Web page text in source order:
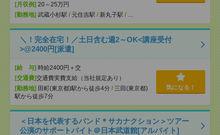
[月収例] 20～25万円
[勤務地] 武蔵小杉駅 / 元住吉駅 / 新丸子駅 / …
＼！完全在宅！／土日含む週2～OK<講座受付
>@2400円[派遣]
[給 与] 時給2400円＋交
[交通費]交通費実費支給（当社規定あり）
[勤務地] 田町(東京都)駅から徒歩4分 / 三田(東京都)
駅から徒歩7分
気になる！
＜日本を代表するバンド＊サカナクション＞ツアー
公演のサポートバイト＠日本武道館[アルバイト]